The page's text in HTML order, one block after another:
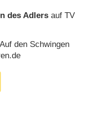
des Adlers auf TV
den Schwingen